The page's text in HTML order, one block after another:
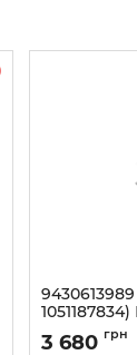
Артикул:
3 680 грн